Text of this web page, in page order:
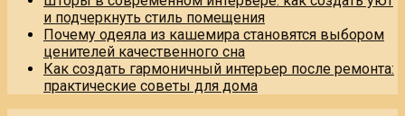
и подчеркнуть стиль помещения
Почему одеяла из кашемира становятся выбором
ценителей качественного сна
Как создать гармоничный интерьер после ремонта:
практические советы для дома